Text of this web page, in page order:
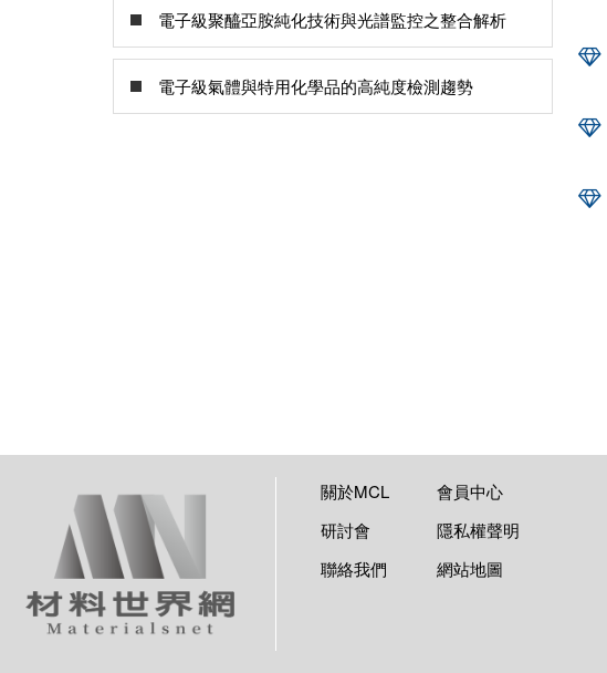
電子級聚醯亞胺純化技術與光譜監控之整合解析
電子級氣體與特用化學品的高純度檢測趨勢
關於MCL
會員中心
研討會
隱私權聲明
聯絡我們
網站地圖